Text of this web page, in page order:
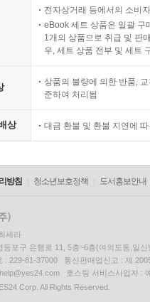
전자상거래 등에서의 소비
eBook 세트 상품은 일괄 구
1개의 상품으로 취급 및 판
우, 세트 상품 전부 및 세트
상품의 불량에 의한 반품,
준하여 처리됨
상 대금 환불 및 환불 지연에
방침 청소년보호정책 도서홍보안내
세라
등포구 은행로 11, 5층~6층(여의도동,일신
: 229-81-37000 통신판매업신고 : 제
호스팅 서비스사업자 :
Corp. All Rights Reserved.